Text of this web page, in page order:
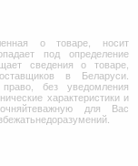
о товаре, носит
под определение
сведения о товаре,
в Беларуси.
без уведомления
характеристики и
для Вас